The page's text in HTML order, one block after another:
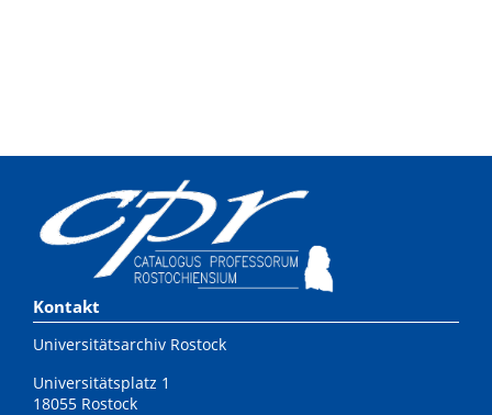
Kontakt
Universitätsarchiv Rostock
Universitätsplatz 1
18055 Rostock